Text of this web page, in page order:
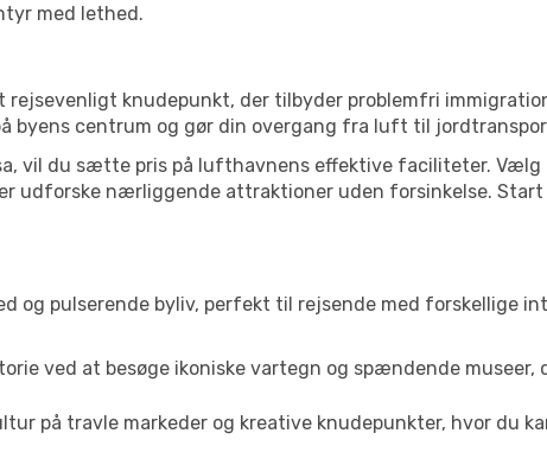
med lethed.
rejsevenligt knudepunkt, der tilbyder problemfri
byens centrum og gør din overgang fra luft til
vil du sætte pris på lufthavnens effektive faciliteter. Vælg
udforske nærliggende attraktioner uden forsinkelse. Start
og pulserende byliv, perfekt til rejsende med forskellige
ved at besøge ikoniske vartegn og spændende museer,
på travle markeder og kreative knudepunkter, hvor du